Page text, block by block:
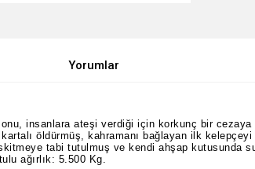
Yorumlar
insanlara ateşi verdiği için korkunç bir cezaya
öldürmüş, kahramanı bağlayan ilk kelepçeyi
tabi tutulmuş ve kendi ahşap kutusunda
ağırlık: 5.500 Kg.